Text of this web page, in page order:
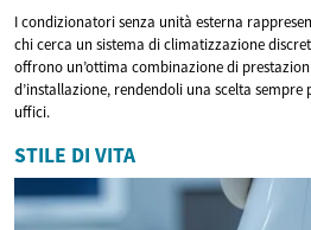
I condizionatori senza unità esterna
chi cerca un sistema di climatizzazione
offrono un’ottima combinazione di
d’installazione, rendendoli una scelta
uffici.
STILE DI VITA